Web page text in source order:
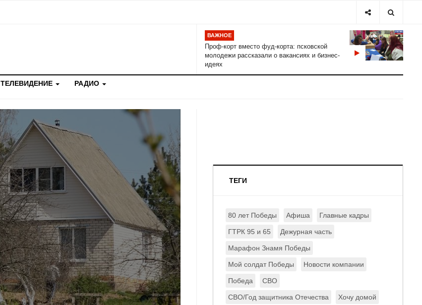
ВАЖНОЕ
Проф-корт вместо фуд-корта: псковской
молодежи рассказали о вакансиях и бизнес-
идеях
ТЕЛЕВИДЕНИЕ РАДИО
ТЕГИ
80 лет Победы Афиша Главные кадры
ГТРК 95 и 65 Дежурная часть
Марафон Знамя Победы
Мой солдат Победы Новости компании
Победа СВО
СВО/Год защитника Отечества Хочу домой